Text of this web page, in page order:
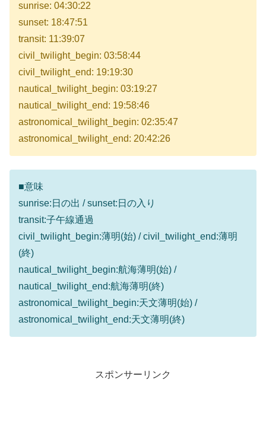
sunrise: 04:30:22
sunset: 18:47:51
transit: 11:39:07
civil_twilight_begin: 03:58:44
civil_twilight_end: 19:19:30
nautical_twilight_begin: 03:19:27
nautical_twilight_end: 19:58:46
astronomical_twilight_begin: 02:35:47
astronomical_twilight_end: 20:42:26
■意味
sunrise:日の出 / sunset:日の入り
transit:子午線通過
civil_twilight_begin:薄明(始) / civil_twilight_end:薄明
(終)
nautical_twilight_begin:航海薄明(始) /
nautical_twilight_end:航海薄明(終)
astronomical_twilight_begin:天文薄明(始) /
astronomical_twilight_end:天文薄明(終)
スポンサーリンク